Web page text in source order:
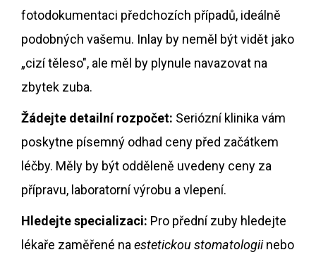
fotodokumentaci předchozích případů, ideálně
podobných vašemu. Inlay by neměl být vidět jako
„cizí těleso", ale měl by plynule navazovat na
zbytek zuba.
Žádejte detailní rozpočet: Seriózní klinika vám
poskytne písemný odhad ceny před začátkem
léčby. Měly by být odděleně uvedeny ceny za
přípravu, laboratorní výrobu a vlepení.
Hledejte specializaci: Pro přední zuby hledejte
lékaře zaměřené naestetickou stomatologiinebo